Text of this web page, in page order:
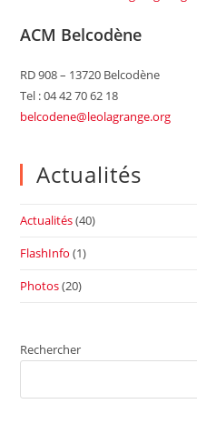
ACM Belcodène
RD 908 – 13720 Belcodène
Tel : 04 42 70 62 18
belcodene@leolagrange.org
Actualités
Actualités(40)
FlashInfo (1)
Photos(20)
Rechercher